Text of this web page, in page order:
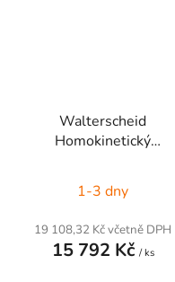
Walterscheid
Homokinetický
1-3 dny
19 108,32 Kč včetně DPH
15 792 Kč / ks